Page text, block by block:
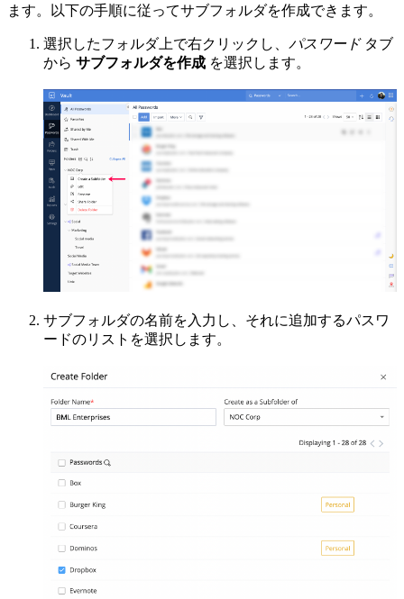
ます。以下の手順に従ってサブフォルダを作成できます。
選択したフォルダ上で右クリックし、 パスワードタブ
から サブフォルダを作成 を選択します。
サブフォルダの名前を入力し、それに追加するパスワ
ードのリストを選択します。